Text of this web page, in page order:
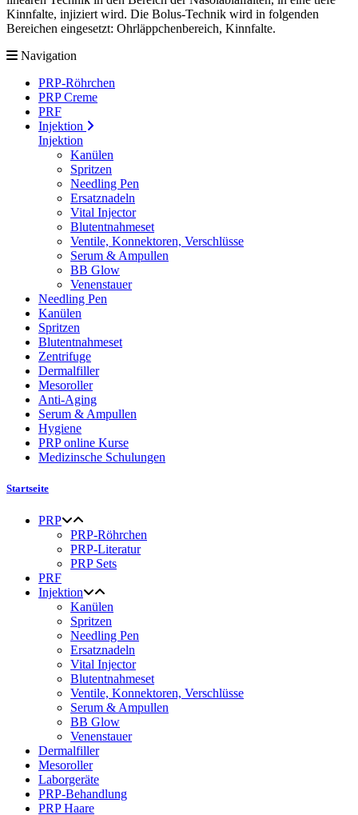
Kinnfalte, injiziert wird. Die Bolus-Technik wird in folgenden
Bereichen eingesetzt: Ohrläppchenbereich, Kinnfalte.
Navigation
PRP-Röhrchen
PRP Creme
PRF
Injektion
Injektion
Kanülen
Spritzen
Needling Pen
Ersatznadeln
Vital Injector
Blutentnahmeset
Ventile, Konnektoren, Verschlüsse
Serum & Ampullen
BB Glow
Venenstauer
Needling Pen
Kanülen
Spritzen
Blutentnahmeset
Zentrifuge
Dermalfiller
Mesoroller
Anti-Aging
Serum & Ampullen
Hygiene
PRP online Kurse
Medizinsche Schulungen
Startseite
PRP
PRP-Röhrchen
PRP-Literatur
PRP Sets
PRF
Injektion
Kanülen
Spritzen
Needling Pen
Ersatznadeln
Vital Injector
Blutentnahmeset
Ventile, Konnektoren, Verschlüsse
Serum & Ampullen
BB Glow
Venenstauer
Dermalfiller
Mesoroller
Laborgeräte
PRP-Behandlung
PRP Haare